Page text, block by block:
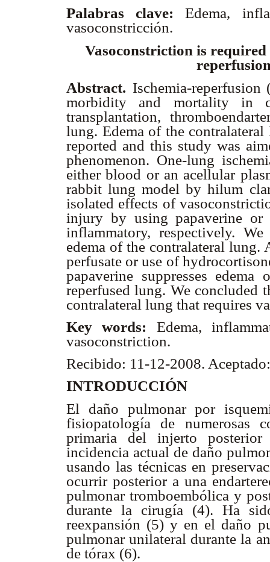
Palabras clave:Edema,
vasoconstricción.
Vasoconstriction is
Abstract. Ischemia-
morbidity and mortality in
transplantation,
lung. Edema of the
reported and this study was
phenomenon. One-lung
either blood or an acellular
rabbit lung model by hilum
isolated effects of
injury by using papaverine or
inflammatory, respectively.
edema of the contralateral lung.
perfusate or use of
papaverine suppresses
reperfused lung. We concluded
contralateral lung that requires
Key words: Edema,
vasoconstriction.
Recibido: 11-12-2008.
INTRODUCCIÓN
El daño pulmonar por
fisiopatología de numerosas
primaria del injerto
incidencia actual de daño
usando las técnicas en
ocurrir posterior a una
pulmonar tromboembólica y
durante la cirugía (4). Ha
reexpansión (5) y en el daño
pulmonar unilateral durante la
de tórax (6).